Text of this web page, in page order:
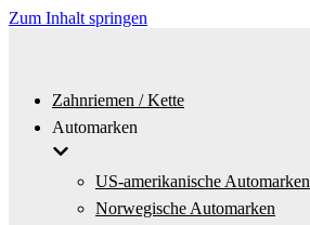
Zum Inhalt springen
Zahnriemen / Kette
Automarken
US-amerikanische Automarken
Norwegische Automarken